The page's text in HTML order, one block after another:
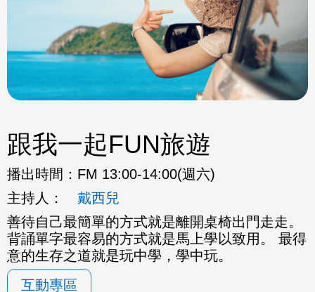
跟我一起FUN旅遊
播出時間： FM 13:00-14:00(週六)
主持人：
戴西兒
善待自己最簡單的方式就是離開桌椅出門走走。
背誦單字最容易的方式就是馬上學以致用。 最得
意的生存之道就是玩中學，學中玩。
互動專區